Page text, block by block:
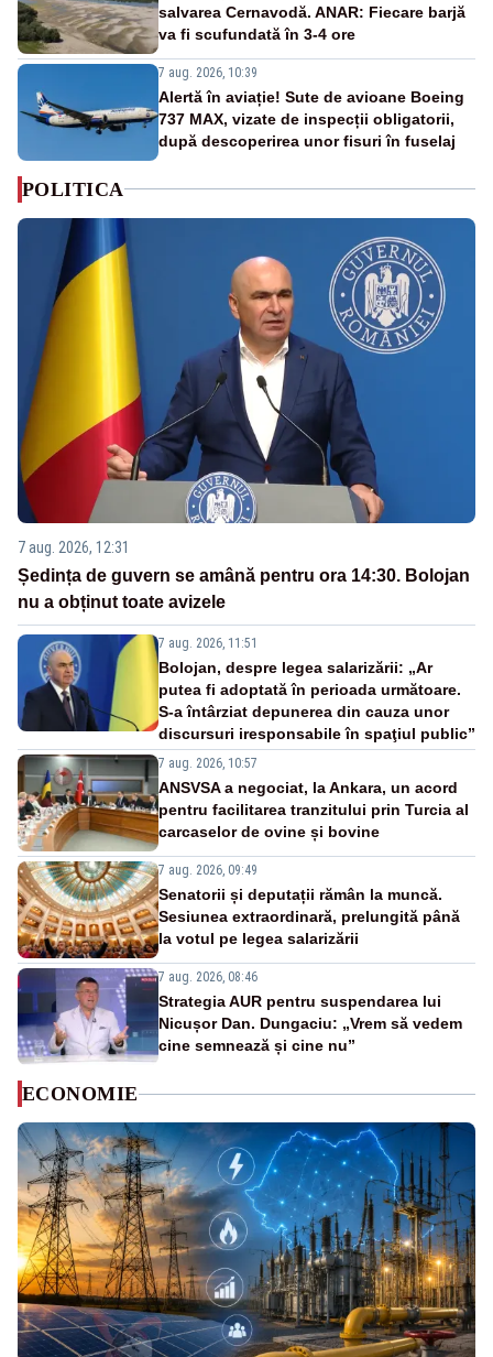
salvarea Cernavodă. ANAR: Fiecare barjă
va fi scufundată în 3-4 ore
7 aug. 2026, 10:39
Alertă în aviație! Sute de avioane Boeing
737 MAX, vizate de inspecții obligatorii,
după descoperirea unor fisuri în fuselaj
POLITICA
7 aug. 2026, 12:31
Ședința de guvern se amână pentru ora 14:30. Bolojan
nu a obținut toate avizele
7 aug. 2026, 11:51
Bolojan, despre legea salarizării: „Ar
putea fi adoptată în perioada următoare.
S-a întârziat depunerea din cauza unor
discursuri iresponsabile în spaţiul public”
7 aug. 2026, 10:57
ANSVSA a negociat, la Ankara, un acord
pentru facilitarea tranzitului prin Turcia al
carcaselor de ovine și bovine
7 aug. 2026, 09:49
Senatorii și deputații rămân la muncă.
Sesiunea extraordinară, prelungită până
la votul pe legea salarizării
7 aug. 2026, 08:46
Strategia AUR pentru suspendarea lui
Nicușor Dan. Dungaciu: „Vrem să vedem
cine semnează și cine nu”
ECONOMIE